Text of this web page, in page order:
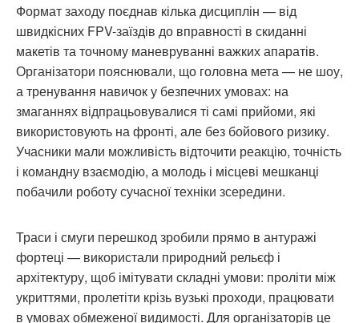
Формат заходу поєднав кілька дисциплін — від
швидкісних FPV-заїздів до вправності в скиданні
макетів та точному маневруванні важких апаратів.
Організатори пояснювали, що головна мета — не шоу,
а тренування навичок у безпечних умовах: на
змаганнях відпрацьовувалися ті самі прийоми, які
використовують на фронті, але без бойового ризику.
Учасники мали можливість відточити реакцію, точність
і командну взаємодію, а молодь і місцеві мешканці
побачили роботу сучасної техніки зсередини.
Траси і смуги перешкод зробили прямо в антуражі
фортеці — використали природний рельєф і
архітектуру, щоб імітувати складні умови: проліти між
укриттями, пролетіти крізь вузькі проходи, працювати
в умовах обмеженої видимості. Для організаторів це